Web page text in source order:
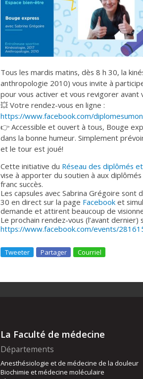
Tous les mardis matins, dès 8 h 30, la
anthropologie 2010) vous invite à
pour vous activer et vous revigorer
💥 Votre rendez-vous en ligne :
https://www.facebook.com/
👉 Accessible et ouvert à tous, Bouge
dans la bonne humeur. Simplement
et le tour est joué!
Cette initiative du Réseau des diplômés
vise à apporter du soutien à aux
franc succès.
Les capsules avec Sabrina Grégoire
30 en direct sur la page Facebook et
demande et attirent beaucoup de
Le prochain rendez-vous (l’avant dernier)
https://www.facebook.com/events/
Tweeter Partager Courriel
La Faculté de médecine
Départements
Anesthésiologie et de médecine de la douleur
Biochimie et médecine moléculaire